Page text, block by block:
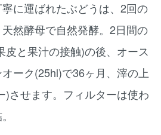
に運ばれたぶどうは、2回の
然酵母で自然発酵。2日間の
皮と果汁の接触)の後、オース
ーク(25hl)で36ヶ月、滓の上
)させます。フィルターは使わ